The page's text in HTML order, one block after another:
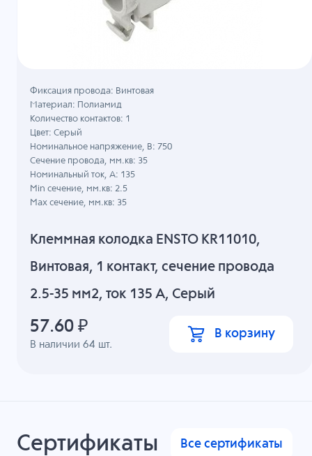
Клеммная колодка ENSTO KR11010,
Винтовая, 1 контакт, сечение провода
2.5-35 мм2, ток 135 A, Серый
В наличии64 шт.
Фиксация провода: Винтовая
Материал: Полиамид
Количество контактов: 1
Цвет: Серый
Номинальное напряжение, B: 750
Сечение провода, мм.кв: 35
Номинальный ток, А: 135
Min сечение, мм.кв: 2.5
Max сечение, мм.кв: 35
57.60 ₽ В корзину
Сертификаты Все сертификаты